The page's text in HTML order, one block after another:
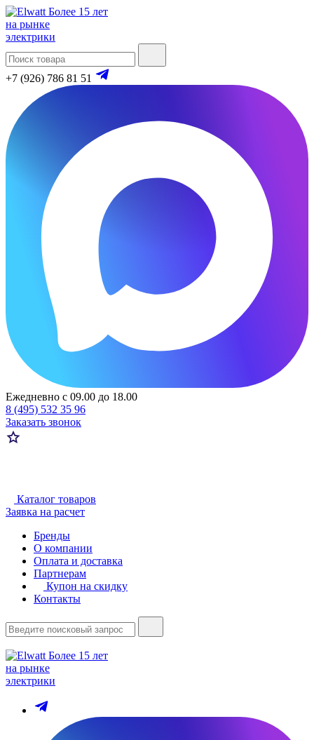
Более 15 лет
на рынке
электрики
+7 (926) 786 81 51
Ежедневно с 09.00 до 18.00
8 (495) 532 35 96
Заказать звонок
Каталог товаров
Заявка на расчет
Бренды
О компании
Оплата и доставка
Партнерам
Купон на скидку
Контакты
Более 15 лет
на рынке
электрики